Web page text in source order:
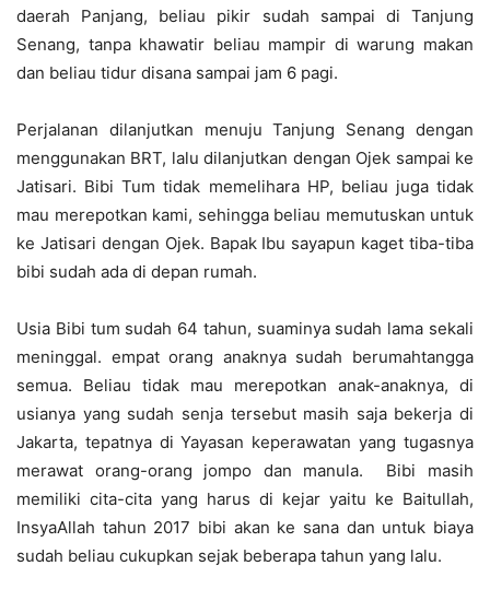
daerah Panjang, beliau pikir sudah sampai di Tanjung
Senang, tanpa khawatir beliau mampir di warung makan
dan beliau tidur disana sampai jam 6 pagi.
Perjalanan dilanjutkan menuju Tanjung Senang dengan
menggunakan BRT, lalu dilanjutkan dengan Ojek sampai ke
Jatisari. Bibi Tum tidak memelihara HP, beliau juga tidak
mau merepotkan kami, sehingga beliau memutuskan untuk
ke Jatisari dengan Ojek. Bapak Ibu sayapun kaget tiba-tiba
bibi sudah ada di depan rumah.
Usia Bibi tum sudah 64 tahun, suaminya sudah lama sekali
meninggal. empat orang anaknya sudah berumahtangga
semua. Beliau tidak mau merepotkan anak-anaknya, di
usianya yang sudah senja tersebut masih saja bekerja di
Jakarta, tepatnya di Yayasan keperawatan yang tugasnya
merawat orang-orang jompo dan manula. Bibi masih
memiliki cita-cita yang harus di kejar yaitu ke Baitullah,
InsyaAllah tahun 2017 bibi akan ke sana dan untuk biaya
sudah beliau cukupkan sejak beberapa tahun yang lalu.